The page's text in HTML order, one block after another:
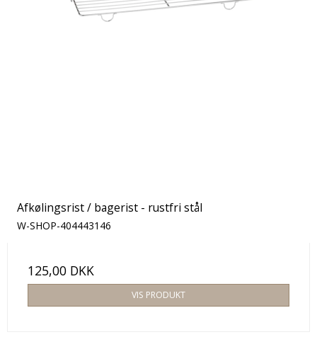
Afkølingsrist / bagerist - rustfri stål
W-SHOP-404443146
125,00 DKK
VIS PRODUKT